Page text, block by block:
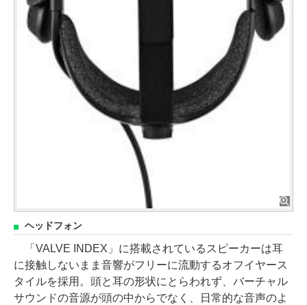
ヘッドフォン
「VALVE INDEX」に搭載されているスピーカーは耳
に接触しないまま音響がフリーに流動するオフイヤース
タイルを採用。頭と耳の形状にとらわれず、バーチャル
サウンドの音源が頭の中からでなく、日常的な音声のよ